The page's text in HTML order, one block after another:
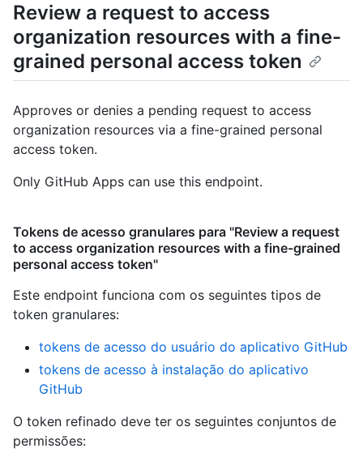
Review a request to access
organization resources with a fine-
grained personal access token
Approves or denies a pending request to access
organization resources via a fine-grained personal
access token.
Only GitHub Apps can use this endpoint.
Tokens de acesso granulares para "Review a request
to access organization resources with a fine-grained
personal access token"
Este endpoint funciona com os seguintes tipos de
token granulares:
tokens de acesso do usuário do aplicativo GitHub
tokens de acesso à instalação do aplicativo
GitHub
O token refinado deve ter os seguintes conjuntos de
permissões: